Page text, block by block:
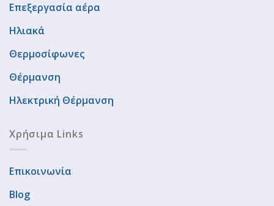
Επεξεργασία αέρα
Ηλιακά
Θερμοσίφωνες
Θέρμανση
Ηλεκτρική Θέρμανση
Χρήσιμα Links
Επικοινωνία
Blog